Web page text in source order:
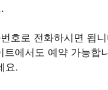
호로 전화하시면 됩
트에서도 예약 가능합
요.